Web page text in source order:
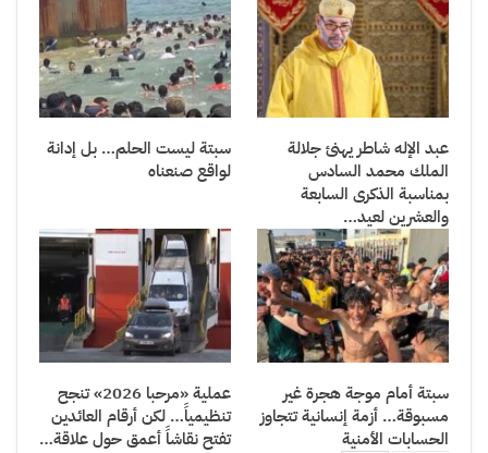
عبد الإله شاطر يهنئ جلالة
الملك محمد السادس
بمناسبة الذكرى السابعة
والعشرين لعيد…
سبتة ليست الحلم… بل إدانة
لواقع صنعناه
سبتة أمام موجة هجرة غير
مسبوقة… أزمة إنسانية تتجاوز
الحسابات الأمنية
عملية «مرحبا 2026» تنجح
تنظيمياً… لكن أرقام العائدين
تفتح نقاشاً أعمق حول علاقة…